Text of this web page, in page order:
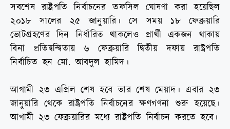
সবশেষ রাষ্ট্রপতি নির্বাচনের তফসিল ঘোষণা করা হয়েছিল
২০১৮ সালের ২৫ জানুয়ারি। সে সময় ১৮ ফেব্রুয়ারি
ভোটগ্রহণের দিন নির্ধারিত থাকলেও প্রার্থী একজন থাকায়
বিনা প্রতিদ্বন্দ্বিতায় ৬ ফেব্রুয়ারি দ্বিতীয় দফায় রাষ্ট্রপতি
নির্বাচিত হন মো. আবদুল হামিদ।
আগামী ২৩ এপ্রিল শেষ হবে তার শেষ মেয়াদ। এবার ২৩
জানুয়ারি থেকে রাষ্ট্রপতি নির্বাচনের ক্ষণগণনা শুরু হয়েছে।
আগামী ২৩ ফেব্রুয়ারির মধ্যে রাষ্ট্রপতি নির্বাচন করতে হবে।